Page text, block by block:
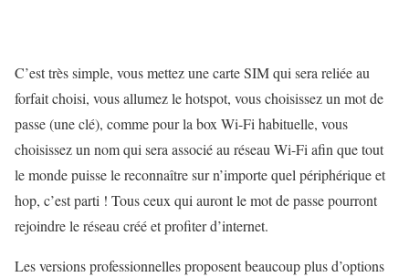
C’est très simple, vous mettez une carte SIM qui sera reliée au
forfait choisi, vous allumez le hotspot, vous choisissez un mot de
passe (une clé), comme pour la box Wi-Fi habituelle, vous
choisissez un nom qui sera associé au réseau Wi-Fi afin que tout
le monde puisse le reconnaître sur n’importe quel périphérique et
hop, c’est parti ! Tous ceux qui auront le mot de passe pourront
rejoindre le réseau créé et profiter d’internet.
Les versions professionnelles proposent beaucoup plus d’options